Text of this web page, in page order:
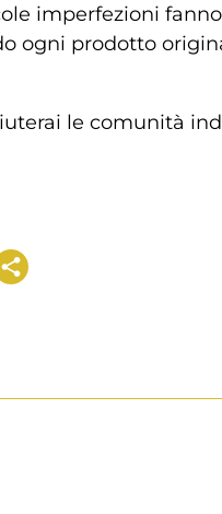
imperfezioni
ogni prodotto
le comunità